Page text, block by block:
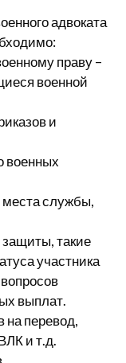
адвоката
праву –
военной
и
военных
места службы,
такие
участника
выплат.
на перевод,
и т.д.